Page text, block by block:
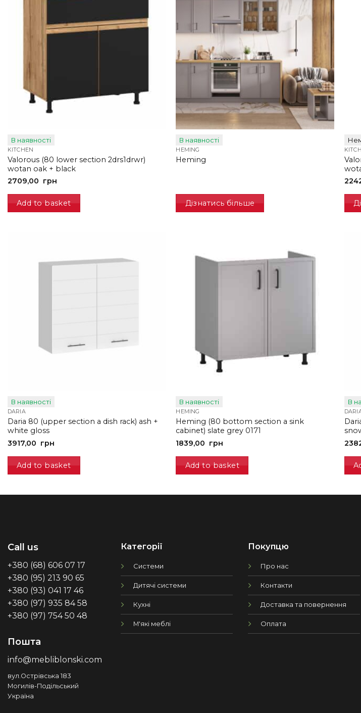
В наявності
KITCHEN
Valorous (80 lower section 2drs1drwr)
wotan oak + black
2709,00 грн
Add to basket
В наявності
HEMING
Heming
Дізнатись більше
В наявності
DARIA
Daria 80 (upper section a dish rack) ash +
white gloss
3917,00 грн
Add to basket
В наявності
HEMING
Heming (80 bottom section a sink
cabinet) slate grey 0171
1839,00 грн
Add to basket
В
Call us
+380 (68) 606 07 17
+380 (95) 213 90 65
+380 (93) 041 17 46
+380 (97) 935 84 58
+380 (97) 754 50 48
Пошта
info@mebliblonski.com
вул.Острівська 183
Могилів-Подільський
Україна
Категорії
Системи
Дитячі системи
Кухні
М'які меблі
Покупцю
Про нас
Контакти
Доставка та повернення
Оплата